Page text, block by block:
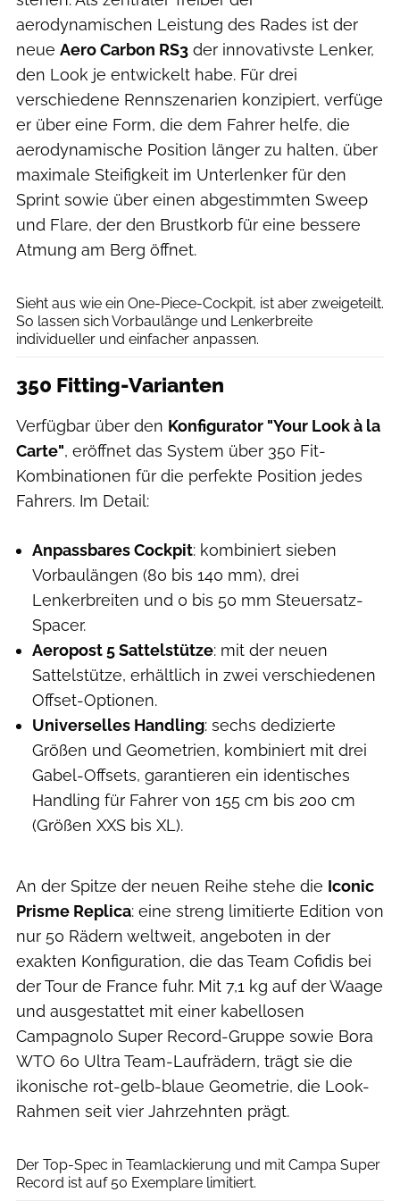
aerodynamischen Leistung des Rades ist der
neue Aero Carbon RS3 der innovativste Lenker,
den Look je entwickelt habe. Für drei
verschiedene Rennszenarien konzipiert, verfüge
er über eine Form, die dem Fahrer helfe, die
aerodynamische Position länger zu halten, über
maximale Steifigkeit im Unterlenker für den
Sprint sowie über einen abgestimmten Sweep
und Flare, der den Brustkorb für eine bessere
Atmung am Berg öffnet.
Sieht aus wie ein One-Piece-Cockpit, ist aber zweigeteilt.
So lassen sich Vorbaulänge und Lenkerbreite
individueller und einfacher anpassen.
350 Fitting-Varianten
Verfügbar über den Konfigurator "Your Look à la
Carte", eröffnet das System über 350 Fit-
Kombinationen für die perfekte Position jedes
Fahrers. Im Detail:
Anpassbares Cockpit: kombiniert sieben
Vorbaulängen (80 bis 140 mm), drei
Lenkerbreiten und 0 bis 50 mm Steuersatz-
Spacer.
Aeropost 5 Sattelstütze: mit der neuen
Sattelstütze, erhältlich in zwei verschiedenen
Offset-Optionen.
Universelles Handling: sechs dedizierte
Größen und Geometrien, kombiniert mit drei
Gabel-Offsets, garantieren ein identisches
Handling für Fahrer von 155 cm bis 200 cm
(Größen XXS bis XL).
An der Spitze der neuen Reihe stehe die Iconic
Prisme Replica: eine streng limitierte Edition von
nur 50 Rädern weltweit, angeboten in der
exakten Konfiguration, die das Team Cofidis bei
der Tour de France fuhr. Mit 7,1 kg auf der Waage
und ausgestattet mit einer kabellosen
Campagnolo Super Record-Gruppe sowie Bora
WTO 60 Ultra Team-Laufrädern, trägt sie die
ikonische rot-gelb-blaue Geometrie, die Look-
Rahmen seit vier Jahrzehnten prägt.
Der Top-Spec in Teamlackierung und mit Campa Super
Record ist auf 50 Exemplare limitiert.